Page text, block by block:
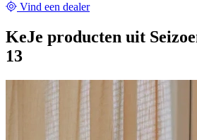
Vind een dealer
KeJe producten uit
13